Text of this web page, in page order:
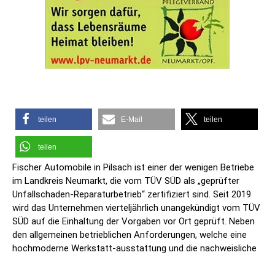
teilen E-Mail teilen
teilen
Fischer Automobile in Pilsach ist einer der wenigen Betriebe
im Landkreis Neumarkt, die vom TÜV SÜD als „geprüfter
Unfallschaden-Reparaturbetrieb“ zertifiziert sind. Seit 2019
wird das Unternehmen vierteljährlich unangekündigt vom TÜV
SÜD auf die Einhaltung der Vorgaben vor Ort geprüft. Neben
den allgemeinen betrieblichen Anforderungen, welche eine
hochmoderne Werkstatt-ausstattung und die nachweisliche